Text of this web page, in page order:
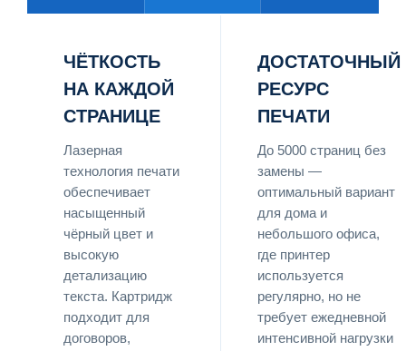
ЧЁТКОСТЬ
НА КАЖДОЙ
СТРАНИЦЕ
Лазерная
технология печати
обеспечивает
насыщенный
чёрный цвет и
высокую
детализацию
текста. Картридж
подходит для
договоров,
ДОСТАТОЧНЫЙ
РЕСУРС
ПЕЧАТИ
До 5000 страниц без
замены —
оптимальный вариант
для дома и
небольшого офиса,
где принтер
используется
регулярно, но не
требует ежедневной
интенсивной нагрузки